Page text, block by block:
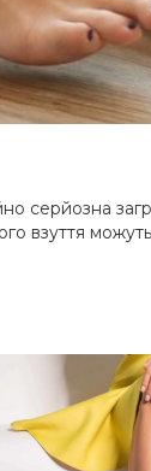
серйозна
взуття